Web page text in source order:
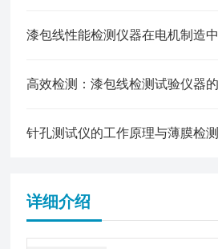
漆包线性能检测仪器在电机制造
高效检测：漆包线检测试验仪器
针孔测试仪的工作原理与薄膜检
详细介绍